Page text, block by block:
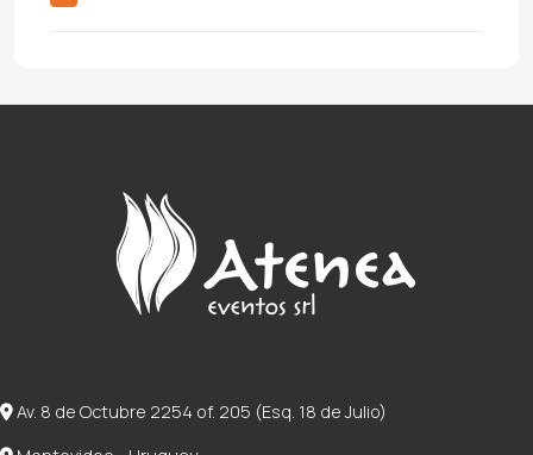
Av. 8 de Octubre 2254 of. 205 (Esq. 18 de Julio)